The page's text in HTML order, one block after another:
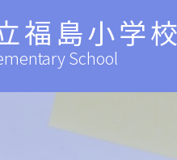
福島小学校
School